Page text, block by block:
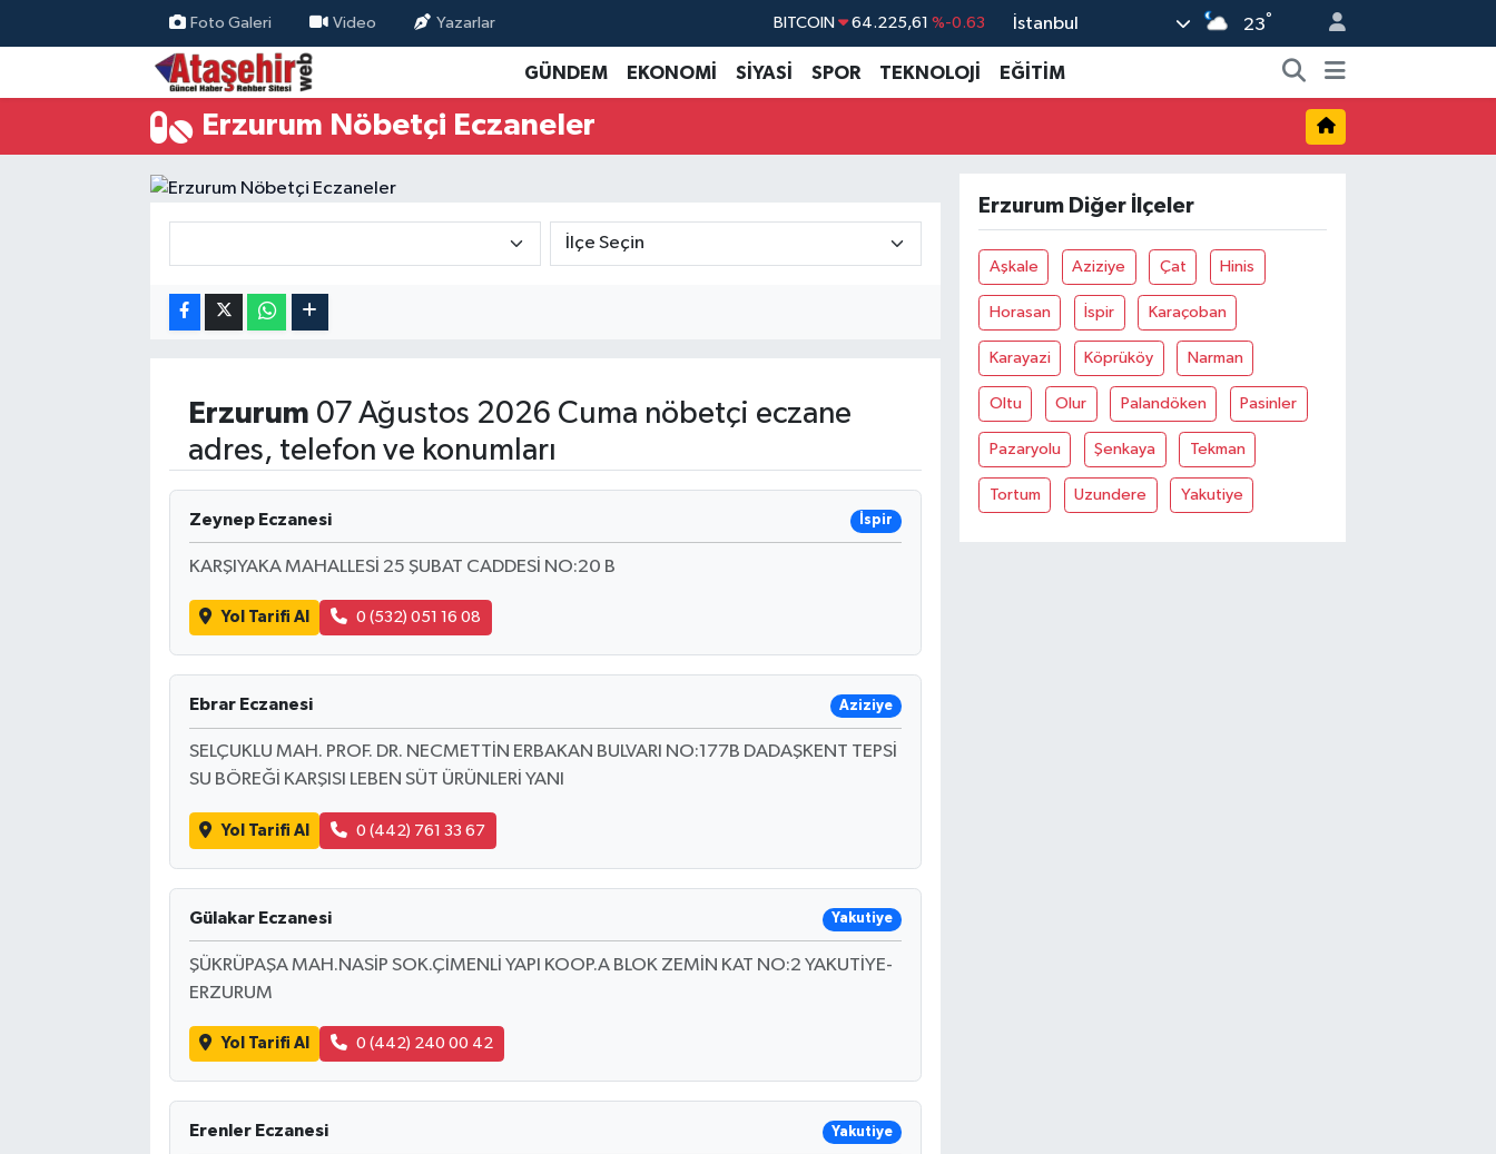
Foto Galeri Video Yazarlar BITCOIN 64.225,61 %-0.63
EURO 55,0317 %-0.02
%70
İstanbul 23°
GÜNDEM EKONOMİ SİYASİ SPOR TEKNOLOJİ EĞİTİM
Erzurum Nöbetçi Eczaneler
Erzurum 07 Ağustos 2026 Cuma nöbetçi eczane
adres, telefon ve konumları
Zeynep Eczanesi İspir
KARŞIYAKA MAHALLESİ 25 ŞUBAT CADDESİ NO:20 B
Yol Tarifi Al 0 (532) 051 16 08
Ebrar Eczanesi Aziziye
SELÇUKLU MAH. PROF. DR. NECMETTİN ERBAKAN BULVARI NO:177B DADAŞKENT TEPSİ
SU BÖREĞİ KARŞISI LEBEN SÜT ÜRÜNLERİ YANI
Yol Tarifi Al 0 (442) 761 33 67
Gülakar Eczanesi Yakutiye
ŞÜKRÜPAŞA MAH.NASİP SOK.ÇİMENLİ YAPI KOOP.A BLOK ZEMİN KAT NO:2 YAKUTİYE-
ERZURUM
Yol Tarifi Al 0 (442) 240 00 42
Erenler Eczanesi Yakutiye
Erzurum Diğer İlçeler
Aşkale Aziziye Çat Hinis
Horasan İspir Karaçoban
Karayazi Köprüköy Narman
Oltu Olur Palandöken Pasinler
Pazaryolu Şenkaya Tekman
Tortum Uzundere Yakutiye
Hava Durumu
Trafik Durumu
Süper Lig Puan Durumu ve Fikstür
Son Dakika Haberleri